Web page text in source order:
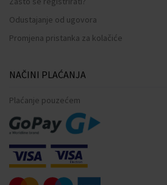
Odustajanje od ugovora
Promjena pristanka za kolačiće
NAČINI PLAĆANJA
Plaćanje pouzećem